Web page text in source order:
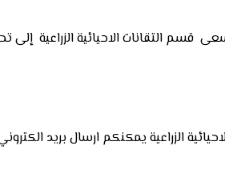
قسم التقانات الاحيائية الزراعية إلى
الزراعية يمكنكم ارسال بريد